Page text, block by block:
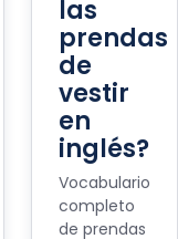
las
prendas
de
vestir
en
inglés?
Vocabulario
completo
de prendas